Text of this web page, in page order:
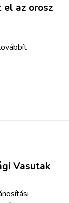
az orosz
Vasutak